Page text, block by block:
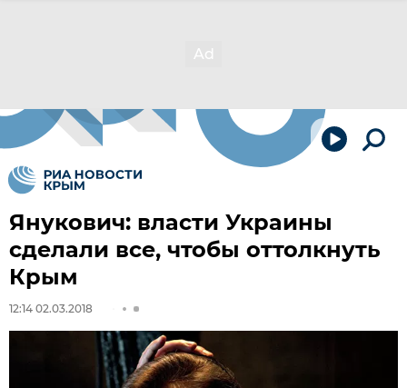
Янукович: власти Украины
сделали все, чтобы оттолкнуть
Крым
12:14 02.03.2018